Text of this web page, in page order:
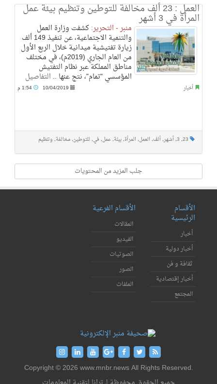
العمل : 23 ألف مخالفة للتوطين وتنظيم بيئة عمل
المرأة في 3 أشهر
منبر - التحرير:كشفت وزارة العمل
والتنمية الاجتماعية، عن تنفيذ 149 ألف
زيارة تفتيشية ميدانية خلال الربع الأول
من العام الجاري (2019م)، في مختلف
مناطق المملكة عبر نظام التفتيش
المؤسسي "تمام"، نتج عنها .. التفاصيل
أخبار 10/04/2019
23
,
3
, أشهر, ألف, العمل, المرأة, بيئة, عمل, في, للتوطين, مخالفة, وتنظيم
جلب المزيد من المحتويات
الأقسام
الرئيسية
أخبار
أخبار دولية
ثقافة و فن
أخبار إقتصادية
المجتمع
الأقسام الفرعية
المقالات
الفيديو
الصوتيات
الصور
الملفات
Copyright © 2026 www.mnbr.news All Rights Reserved.